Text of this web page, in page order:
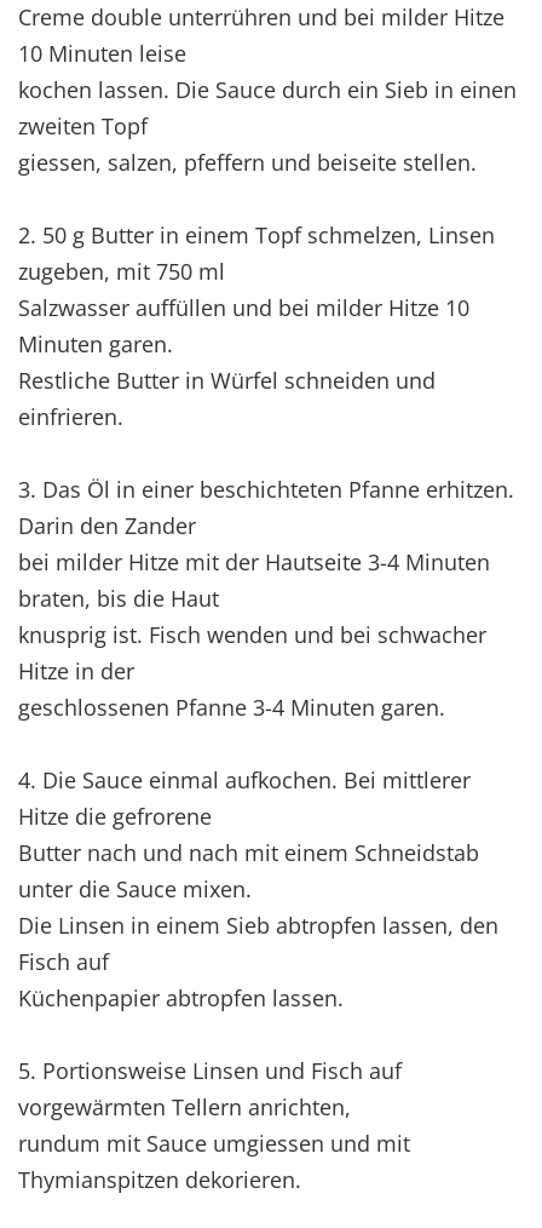
Creme double unterrühren und bei milder Hitze
10 Minuten leise
kochen lassen. Die Sauce durch ein Sieb in einen
zweiten Topf
giessen, salzen, pfeffern und beiseite stellen.
2. 50 g Butter in einem Topf schmelzen, Linsen
zugeben, mit 750 ml
Salzwasser auffüllen und bei milder Hitze 10
Minuten garen.
Restliche Butter in Würfel schneiden und
einfrieren.
3. Das Öl in einer beschichteten Pfanne erhitzen.
Darin den Zander
bei milder Hitze mit der Hautseite 3-4 Minuten
braten, bis die Haut
knusprig ist. Fisch wenden und bei schwacher
Hitze in der
geschlossenen Pfanne 3-4 Minuten garen.
4. Die Sauce einmal aufkochen. Bei mittlerer
Hitze die gefrorene
Butter nach und nach mit einem Schneidstab
unter die Sauce mixen.
Die Linsen in einem Sieb abtropfen lassen, den
Fisch auf
Küchenpapier abtropfen lassen.
5. Portionsweise Linsen und Fisch auf
vorgewärmten Tellern anrichten,
rundum mit Sauce umgiessen und mit
Thymianspitzen dekorieren.